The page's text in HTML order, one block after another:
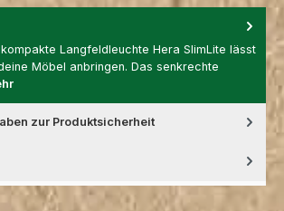
Langfeldleuchte Hera SlimLite lässt
Möbel anbringen. Das senkrechte
zur Produktsicherheit